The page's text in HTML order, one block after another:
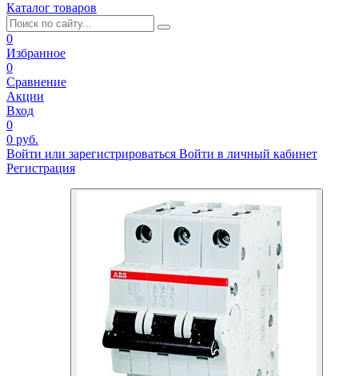
Каталог товаров
0
Избранное
0
Сравнение
Акции
Вход
0
0 руб.
Войти или зарегистрироваться Войти в личный кабинет
Регистрация